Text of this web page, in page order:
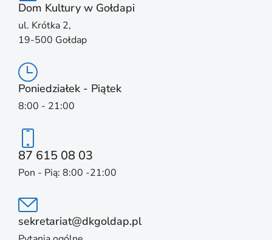
Dom Kultury w Gołdapi
ul. Krótka 2,
19-500 Gołdap
Poniedziałek - Piątek
8:00 - 21:00
87 615 08 03
Pon - Pią: 8:00 -21:00
sekretariat@dkgoldap.pl